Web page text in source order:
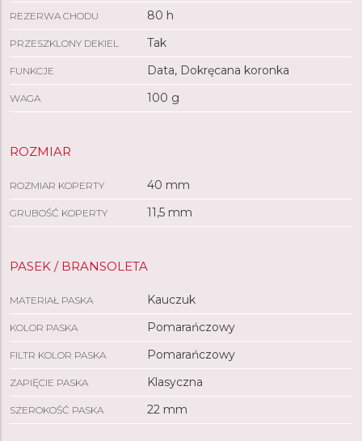
REZERWA CHODU 80 h
PRZESZKLONY DEKIEL Tak
FUNKCJE Data, Dokręcana koronka
WAGA 100 g
ROZMIAR
ROZMIAR KOPERTY 40 mm
GRUBOŚĆ KOPERTY 11,5 mm
PASEK / BRANSOLETA
MATERIAŁ PASKA Kauczuk
KOLOR PASKA Pomarańczowy
FILTR KOLOR PASKA Pomarańczowy
ZAPIĘCIE PASKA Klasyczna
SZEROKOŚĆ PASKA 22 mm